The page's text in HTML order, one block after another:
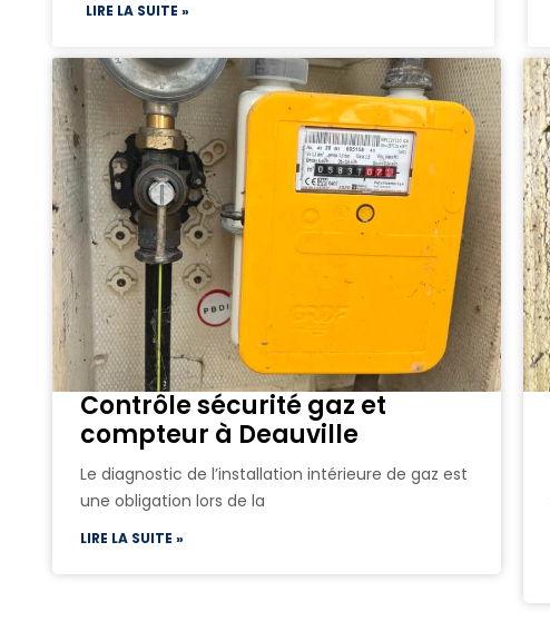
LIRE LA SUITE »
Contrôle sécurité gaz et
compteur à Deauville
Le diagnostic de l’installation intérieure de gaz est
une obligation lors de la
LIRE LA SUITE »